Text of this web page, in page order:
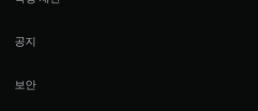
공지
보안